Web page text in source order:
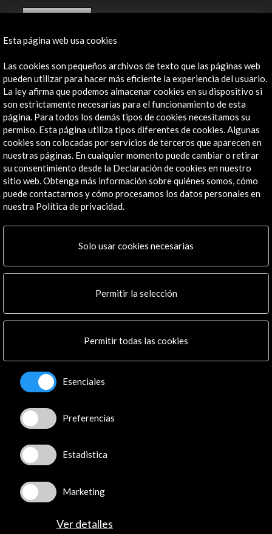
ALERTAS
Contacta
info@accioncultural.es
+34 91 700 4000
José Abascal, 4 - 4º
28003 Madrid, España
Canales de contacto
Explora
Institucional
Actividades
Residencias
Noticias
Mapa Web
Logo y crédito a AC/E
Conecta
Instagram
Facebook
Youtube
Flickr
Esta página web usa cookies
Las cookies son pequeños archivos de texto que las páginas web
pueden utilizar para hacer más eficiente la experiencia del usuario.
La ley afirma que podemos almacenar cookies en su dispositivo si
son estrictamente necesarias para el funcionamiento de esta
página. Para todos los demás tipos de cookies necesitamos su
permiso. Esta página utiliza tipos diferentes de cookies. Algunas
cookies son colocadas por servicios de terceros que aparecen en
nuestras páginas. En cualquier momento puede cambiar o retirar
su consentimiento desde la Declaración de cookies en nuestro
sitio web. Obtenga más información sobre quiénes somos, cómo
puede contactarnos y cómo procesamos los datos personales en
nuestra Política de privacidad.
Solo usar cookies necesarias
Permitir la selección
Permitir todas las cookies
Esenciales
Preferencias
Estadistica
Marketing
Ver detalles